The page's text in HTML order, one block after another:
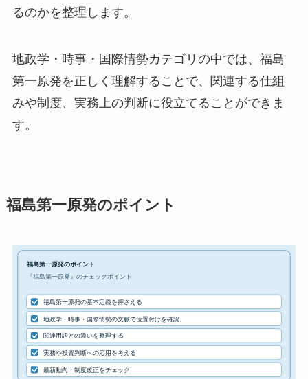
るのかを整理します。
地政学・時事・国際情勢カテゴリの中では、福島
第一原発を正しく理解することで、関連する仕組
みや制度、実務上の判断に役立てることができま
す。
福島第一原発のポイント
福島第一原発のポイント
『福島第一原発』のチェックポイント
福島第一原発の基本定義を押さえる
地政学・時事・国際情勢の文脈で位置付けを確認
関連用語との違いを整理する
実務や投資判断への応用を考える
最新動向・制度改正をチェック